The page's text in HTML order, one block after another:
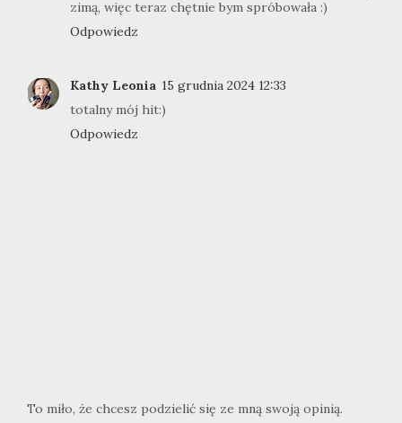
zimą, więc teraz chętnie bym spróbowała :)
Odpowiedz
Kathy Leonia 15 grudnia 2024 12:33
totalny mój hit:)
Odpowiedz
To miło, że chcesz podzielić się ze mną swoją opinią.